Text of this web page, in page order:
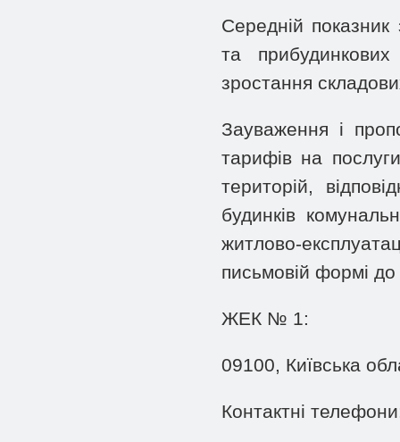
Середній
та
зростання
Зауваження і
тарифів на
територій,
будинків
житлово-
письмовій формі
ЖЕК № 1:
09100, Київська
Контактні